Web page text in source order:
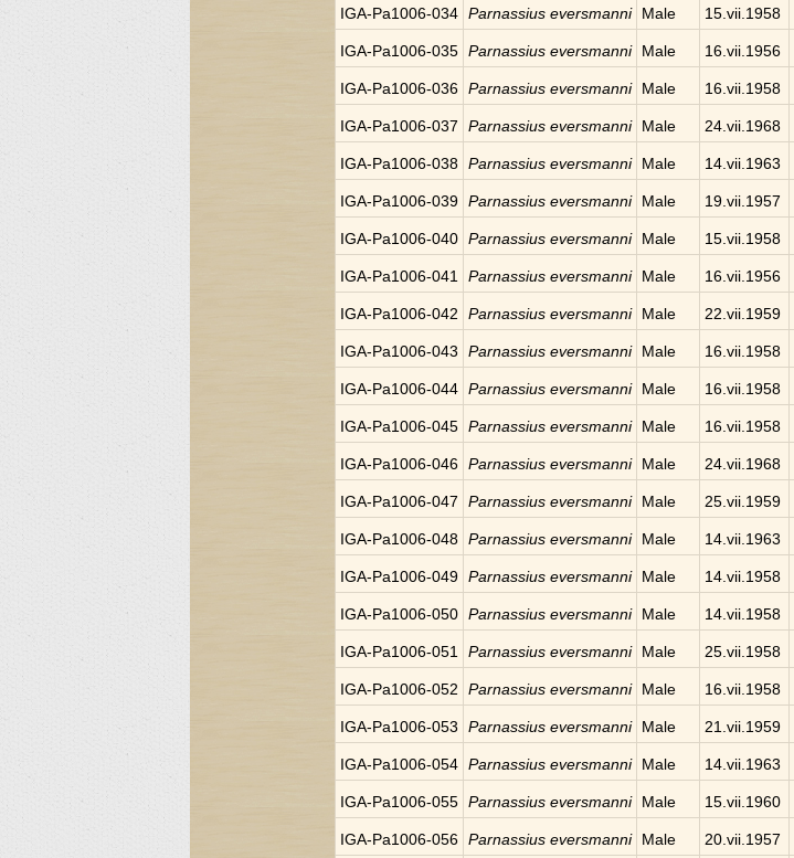
IGA-Pa1006-034 Parnassius eversmanni Male 15.vii.1958
IGA-Pa1006-035 Parnassius eversmanni Male 16.vii.1956
IGA-Pa1006-036 Parnassius eversmanni Male 16.vii.1958
IGA-Pa1006-037 Parnassius eversmanni Male 24.vii.1968
IGA-Pa1006-038 Parnassius eversmanni Male 14.vii.1963
IGA-Pa1006-039 Parnassius eversmanni Male 19.vii.1957
IGA-Pa1006-040 Parnassius eversmanni Male 15.vii.1958
IGA-Pa1006-041 Parnassius eversmanni Male 16.vii.1956
IGA-Pa1006-042 Parnassius eversmanni Male 22.vii.1959
IGA-Pa1006-043 Parnassius eversmanni Male 16.vii.1958
IGA-Pa1006-044 Parnassius eversmanni Male 16.vii.1958
IGA-Pa1006-045 Parnassius eversmanni Male 16.vii.1958
IGA-Pa1006-046 Parnassius eversmanni Male 24.vii.1968
IGA-Pa1006-047 Parnassius eversmanni Male 25.vii.1959
IGA-Pa1006-048 Parnassius eversmanni Male 14.vii.1963
IGA-Pa1006-049 Parnassius eversmanni Male 14.vii.1958
IGA-Pa1006-050 Parnassius eversmanni Male 14.vii.1958
IGA-Pa1006-051 Parnassius eversmanni Male 25.vii.1958
IGA-Pa1006-052 Parnassius eversmanni Male 16.vii.1958
IGA-Pa1006-053 Parnassius eversmanni Male 21.vii.1959
IGA-Pa1006-054 Parnassius eversmanni Male 14.vii.1963
IGA-Pa1006-055 Parnassius eversmanni Male 15.vii.1960
IGA-Pa1006-056 Parnassius eversmanni Male 20.vii.1957